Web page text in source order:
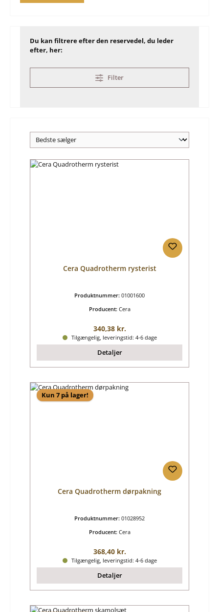
Du kan filtrere efter den reservedel, du leder
efter, her:
Filter
Cera Quadrotherm rysterist
Produktnummer: 01001600
Producent: Cera
Almindelig pris:
340,38 kr.
Tilgængelig, leveringstid: 4-6 dage
Detaljer
Kun 7 på lager!
Cera Quadrotherm dørpakning
Produktnummer: 01028952
Producent: Cera
Almindelig pris:
368,40 kr.
Tilgængelig, leveringstid: 4-6 dage
Detaljer